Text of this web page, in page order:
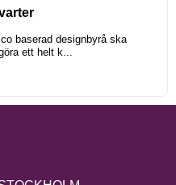
baserad designbyrå ska
ett helt k...